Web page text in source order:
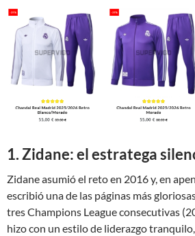
1. Zidane: el estratega
Zidane asumió el reto en 2016 y, en
escribió una de las páginas más
tres Champions League consecutivas
hizo con un estilo de liderazgo